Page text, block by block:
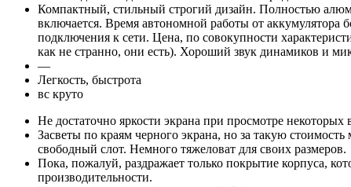
Компактный, стильный строгий дизайн. Полностью
включается. Время автономной работы от аккумулятора
подключения к сети. Цена, по совокупности
как не странно, они есть). Хороший звук динамиков и
—
Легкость, быстрота
вс круто
Не достаточно яркости экрана при просмотре некоторых
Засветы по краям черного экрана, но за такую
свободный слот. Немного тяжеловат для своих размеров.
Пока, пожалуй, раздражает только покрытие корпуса,
производительности.